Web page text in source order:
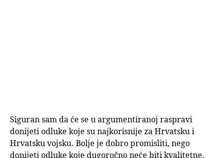
Siguran sam da će se u argumentiranoj raspravi
donijeti odluke koje su najkorisnije za Hrvatsku i
Hrvatsku vojsku. Bolje je dobro promisliti, nego
donijeti odluke koje dugoročno neće biti kvalitetne.